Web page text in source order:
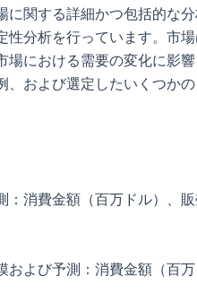
関する詳細かつ包括的な
分析を行っています。市
における需要の変化に影
、および選定したいくつか
消費金額（百万ドル）、販
よび予測：消費金額（百